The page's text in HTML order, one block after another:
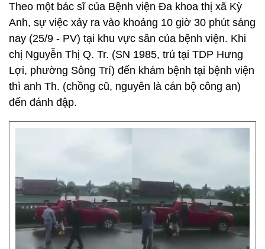
Theo một bác sĩ của Bệnh viện Đa khoa thị xã Kỳ
Anh, sự việc xảy ra vào khoảng 10 giờ 30 phút sáng
nay (25/9 - PV) tại khu vực sân của bệnh viện. Khi
chị Nguyễn Thị Q. Tr. (SN 1985, trú tại TDP Hưng
Lợi, phường Sông Trí) đến khám bệnh tại bệnh viện
thì anh Th. (chồng cũ, nguyên là cán bộ công an)
đến đánh đập.